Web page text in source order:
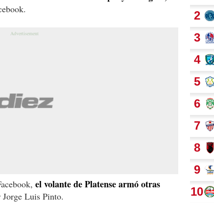
el volante de Platense armó otras
Luis Pinto.